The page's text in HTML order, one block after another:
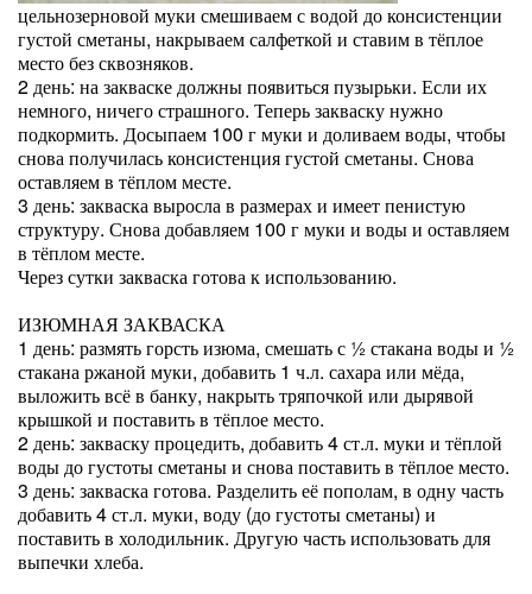
цельнозерновой муки смешиваем с водой до консистенции
густой сметаны, накрываем салфеткой и ставим в тёплое
место без сквозняков.
2 день: на закваске должны появиться пузырьки. Если их
немного, ничего страшного. Теперь закваску нужно
подкормить. Досыпаем 100 г муки и доливаем воды, чтобы
снова получилась консистенция густой сметаны. Снова
оставляем в тёплом месте.
3 день: закваска выросла в размерах и имеет пенистую
структуру. Снова добавляем 100 г муки и воды и оставляем
в тёплом месте.
Через сутки закваска готова к использованию.
ИЗЮМНАЯ ЗАКВАСКА
1 день: размять горсть изюма, смешать с ½ стакана воды и ½
стакана ржаной муки, добавить 1 ч.л. сахара или мёда,
выложить всё в банку, накрыть тряпочкой или дырявой
крышкой и поставить в тёплое место.
2 день: закваску процедить, добавить 4 ст.л. муки и тёплой
воды до густоты сметаны и снова поставить в тёплое место.
3 день: закваска готова. Разделить её пополам, в одну часть
добавить 4 ст.л. муки, воду (до густоты сметаны) и
поставить в холодильник. Другую часть использовать для
выпечки хлеба.